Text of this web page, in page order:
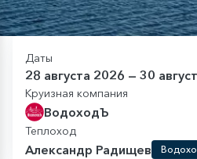
Даты
28 августа 2026 — 30
Круизная компания
ВодоходЪ
Теплоход
Александр Радищев